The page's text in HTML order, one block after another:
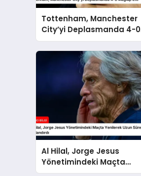
Tottenham, Manchester
City’yi Deplasmanda 4-0
Mağlup Etti
Al Hilal, Jorge Jesus
Yönetimindeki Maçta
Yenilerek Uzun Süreli